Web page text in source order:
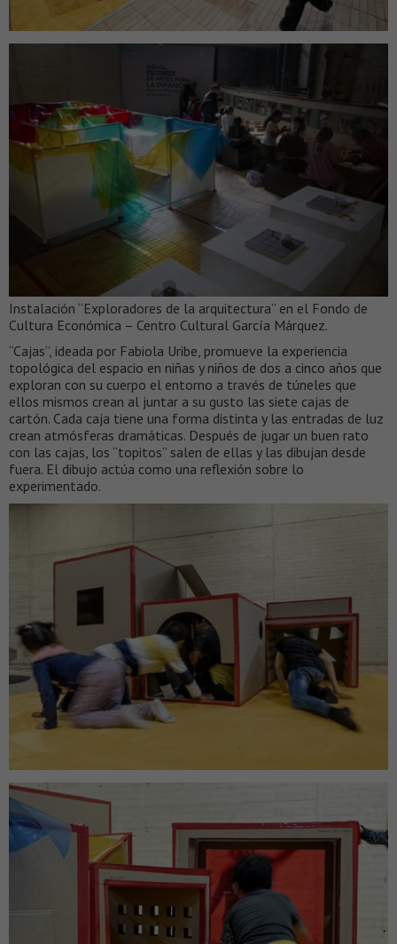
Instalación “Exploradores de la arquitectura” en el Fondo de
Cultura Económica – Centro Cultural García Márquez.
“Cajas”, ideada por Fabiola Uribe, promueve la experiencia
topológica del espacio en niñas y niños de dos a cinco años que
exploran con su cuerpo el entorno a través de túneles que
ellos mismos crean al juntar a su gusto las siete cajas de
cartón. Cada caja tiene una forma distinta y las entradas de luz
crean atmósferas dramáticas. Después de jugar un buen rato
con las cajas, los “topitos” salen de ellas y las dibujan desde
fuera. El dibujo actúa como una reflexión sobre lo
experimentado.